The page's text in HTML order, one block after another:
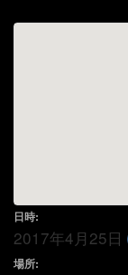
日時:
2017年4月25日
場所: